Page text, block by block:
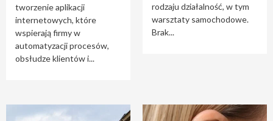
tworzenie aplikacji
internetowych, które
wspierają firmy w
automatyzacji procesów,
obsłudze klientów i...
rodzaju działalność, w tym
warsztaty samochodowe.
Brak...